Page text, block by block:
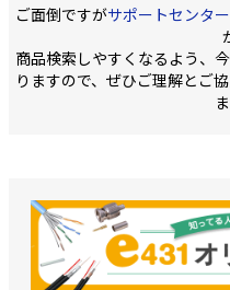
ご面倒ですがサポートセンター
商品検索しやすくなるよう、
りますので、ぜひご理解とご